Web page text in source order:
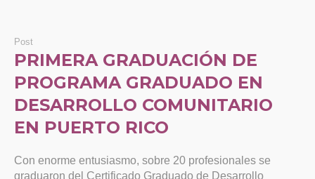
Post
PRIMERA GRADUACIÓN DE
PROGRAMA GRADUADO EN
DESARROLLO COMUNITARIO
EN PUERTO RICO
Con enorme entusiasmo, sobre 20 profesionales se
graduaron del Certificado Graduado de Desarrollo